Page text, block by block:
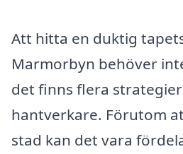
Att hitta en duktig
Marmorbyn behöver
det finns flera
hantverkare. Förutom
stad kan det vara